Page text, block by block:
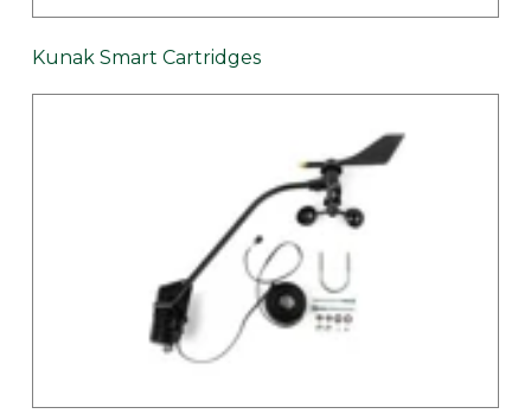
Kunak Smart Cartridges